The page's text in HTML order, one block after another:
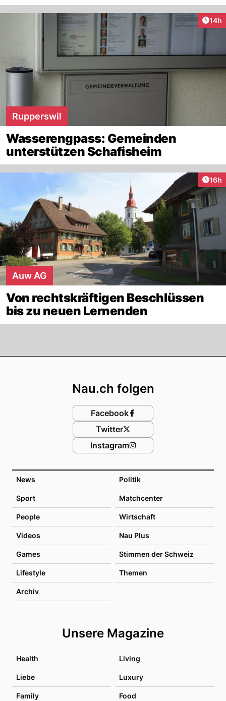
14h
Rupperswil
Wasserengpass: Gemeinden
unterstützen Schafisheim
16h
Auw AG
Von rechtskräftigen Beschlüssen
bis zu neuen Lernenden
News Politik
Sport Matchcenter
People Wirtschaft
Videos Nau Plus
Games Stimmen der Schweiz
Lifestyle Themen
Archiv
Unsere Magazine
Health Living
Liebe Luxury
Family Food
Nau.ch folgen
Facebook
Twitter
Instagram